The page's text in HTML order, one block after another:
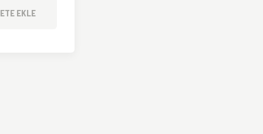
EKLE